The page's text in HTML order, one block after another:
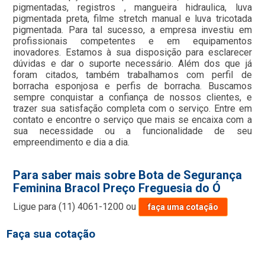
pigmentadas, registros , mangueira hidraulica, luva
pigmentada preta, filme stretch manual e luva tricotada
pigmentada. Para tal sucesso, a empresa investiu em
profissionais competentes e em equipamentos
inovadores. Estamos à sua disposição para esclarecer
dúvidas e dar o suporte necessário. Além dos que já
foram citados, também trabalhamos com perfil de
borracha esponjosa e perfis de borracha. Buscamos
sempre conquistar a confiança de nossos clientes, e
trazer sua satisfação completa com o serviço. Entre em
contato e encontre o serviço que mais se encaixa com a
sua necessidade ou a funcionalidade de seu
empreendimento e dia a dia.
Para saber mais sobre Bota de Segurança
Feminina Bracol Preço Freguesia do Ó
Ligue para(11) 4061-1200 ou faça uma cotação
Faça sua cotação